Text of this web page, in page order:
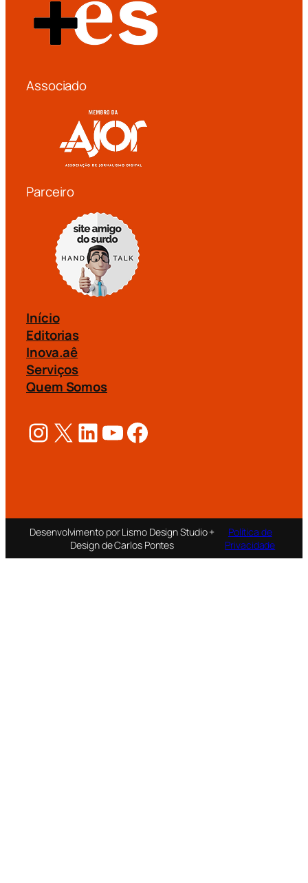
Associado
Parceiro
Início
Editorias
Inova.aê
Serviços
Quem Somos
Instagram X LinkedIn Youtube Facebook
Desenvolvimento por Lismo Design Studio +
Design de Carlos Pontes
Política de
Privacidade